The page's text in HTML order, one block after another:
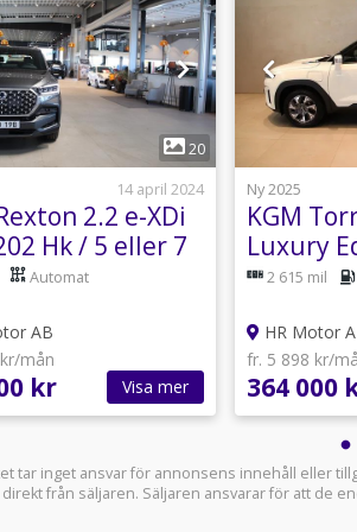
1
20
14 april 2024
2.2 e-XDi
Hk / 5 eller 7
Automat
AB
mån
kr Visa mer
Ny 2025
KGM
Luxury
2 615 mil
HR Motor
fr. 5 898 kr/
364 000
tar inget ansvar för annonsens innehåll eller
från säljaren. Säljaren ansvarar för att de